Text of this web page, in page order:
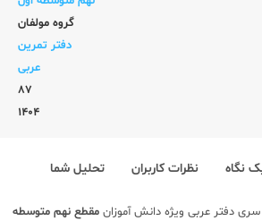
گروه مولفان
دفتر تمرین
عربی
87
1404
نگاه نظرات کاربران تحلیل شما
سری دفتر عربی ویژه دانش آموزان مقطع نهم متوسطه